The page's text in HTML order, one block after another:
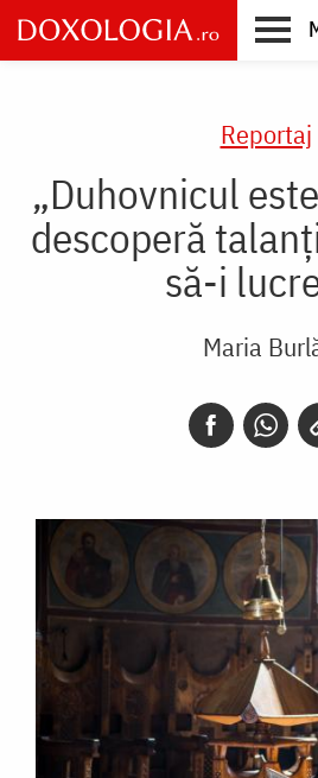
Skip
to
main
Reportaj
„Duhovnicul
descoperă
să-i
Maria